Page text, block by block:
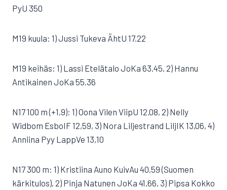
PyU 350
M19 kuula: 1) Jussi Tukeva ÄhtU 17.22
M19 keihäs: 1) Lassi Etelätalo JoKa 63.45, 2) Hannu
Antikainen JoKa 55.36
N17 100 m (+1,9): 1) Oona Vilen ViipU 12.08, 2) Nelly
Widbom EsboIF 12,59, 3) Nora Liljestrand LiljIK 13,06, 4)
Anniina Pyy LappVe 13,10
N17 300 m: 1) Kristiina Auno KuivAu 40,59 (Suomen
kärkitulos), 2) Pinja Natunen JoKa 41,66, 3) Pipsa Kokko